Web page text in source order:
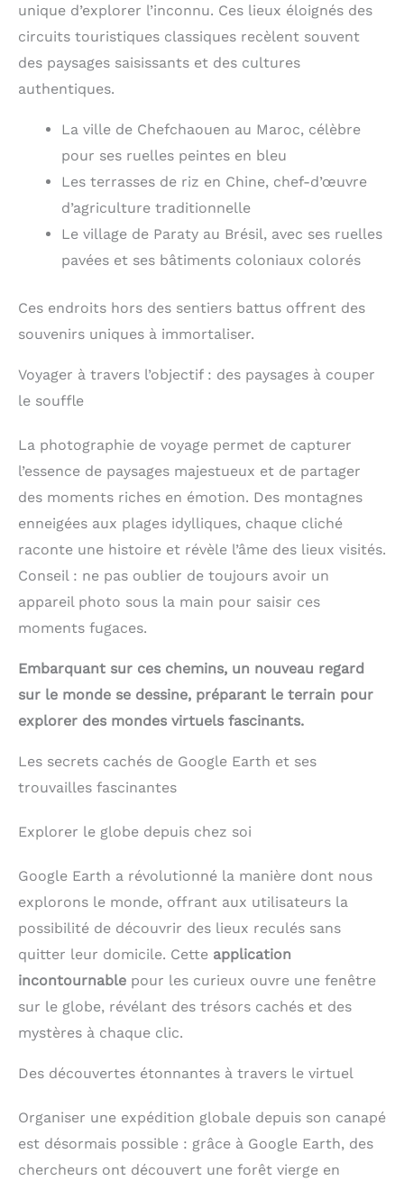
unique d’explorer l’inconnu. Ces lieux éloignés des
circuits touristiques classiques recèlent souvent
des paysages saisissants et des cultures
authentiques.
La ville de Chefchaouen au Maroc, célèbre
pour ses ruelles peintes en bleu
Les terrasses de riz en Chine, chef-d’œuvre
d’agriculture traditionnelle
Le village de Paraty au Brésil, avec ses ruelles
pavées et ses bâtiments coloniaux colorés
Ces endroits hors des sentiers battus offrent des
souvenirs uniques à immortaliser.
Voyager à travers l’objectif : des paysages à couper
le souffle
La photographie de voyage permet de capturer
l’essence de paysages majestueux et de partager
des moments riches en émotion. Des montagnes
enneigées aux plages idylliques, chaque cliché
raconte une histoire et révèle l’âme des lieux visités.
Conseil : ne pas oublier de toujours avoir un
appareil photo sous la main pour saisir ces
moments fugaces.
Embarquant sur ces chemins, un nouveau regard
sur le monde se dessine, préparant le terrain pour
explorer des mondes virtuels fascinants.
Les secrets cachés de Google Earth et ses
trouvailles fascinantes
Explorer le globe depuis chez soi
Google Earth a révolutionné la manière dont nous
explorons le monde, offrant aux utilisateurs la
possibilité de découvrir des lieux reculés sans
quitter leur domicile. Cette application
incontournable pour les curieux ouvre une fenêtre
sur le globe, révélant des trésors cachés et des
mystères à chaque clic.
Des découvertes étonnantes à travers le virtuel
Organiser une expédition globale depuis son canapé
est désormais possible : grâce à Google Earth, des
chercheurs ont découvert une forêt vierge en